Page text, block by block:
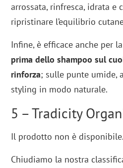
arrossata, rinfresca, idrata e
ripristinare l’equilibrio
Infine, è efficace anche per
prima dello shampoo sul
rinforza; sulle punte umide,
styling in modo naturale.
5 – Tradicity
Il prodotto non è disponibile.
Chiudiamo la nostra